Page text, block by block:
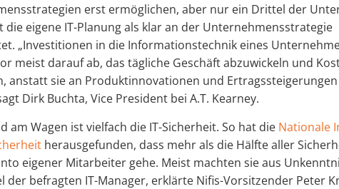
erst ermöglichen, aber nur ein Drittel der
die eigene IT-Planung als klar an der Unternehmensstrategie
„Investitionen in die Informationstechnik eines
meist darauf ab, das tägliche Geschäft abzuwickeln und
anstatt sie an Produktinnovationen und
Dirk Buchta, Vice President bei A.T. Kearney.
am Wagen ist vielfach die IT-Sicherheit. So hat die Nationale
herausgefunden, dass mehr als die Hälfte aller
eigener Mitarbeiter gehe. Meist machten sie aus
der befragten IT-Manager, erklärte Nifis-Vorsitzender Peter